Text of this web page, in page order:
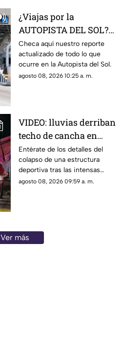
¿Viajas por la
AUTOPISTA DEL SOL?
Así se encuentra este
sábado 8 de agosto:
monitoreo en VIVO
Checa aquí nuestro reporte
actualizado de todo lo que
ocurre en la Autopista del Sol.
agosto 08, 2026 10:25 a. m.
VIDEO: lluvias derriban
techo de cancha en
Chilpancingo; hubo
lesionados
Entérate de los detalles del
colapso de una estructura
deportiva tras las intensas
precipitaciones y el reporte de
agosto 08, 2026 09:59 a. m.
Ver más